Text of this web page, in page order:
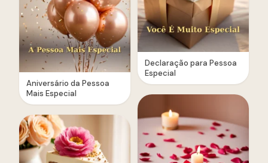
Aniversário da Pessoa
Mais Especial
Declaração para Pessoa
Especial